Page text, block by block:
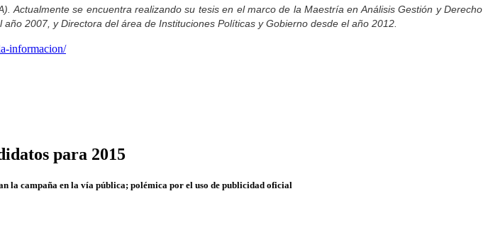
Actualmente se encuentra realizando su tesis en el marco de la Maestría en Análisis Gestión y Derecho
2007, y Directora del área de Instituciones Políticas y Gobierno desde el año 2012.
informacion/
para 2015
la campaña en la vía pública; polémica por el uso de publicidad oficial